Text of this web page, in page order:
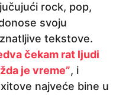
rock, pop,
svoju
tekstove.
čekam rat ljudi
je vreme”, i
najveće bine u